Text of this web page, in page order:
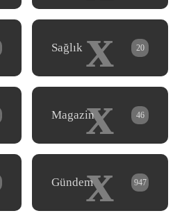
x
Sağlık 20
x
Magazin 46
x
Gündem 947